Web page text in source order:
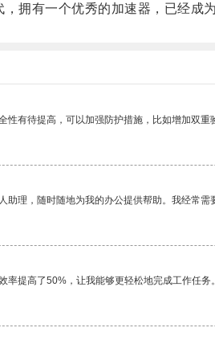
有一个优秀的加速器，已经成为
性有待提高，可以加强防护措施，比如增加双重
助理，随时随地为我的办公提供帮助。我经常
率提高了50%，让我能够更轻松地完成工作任